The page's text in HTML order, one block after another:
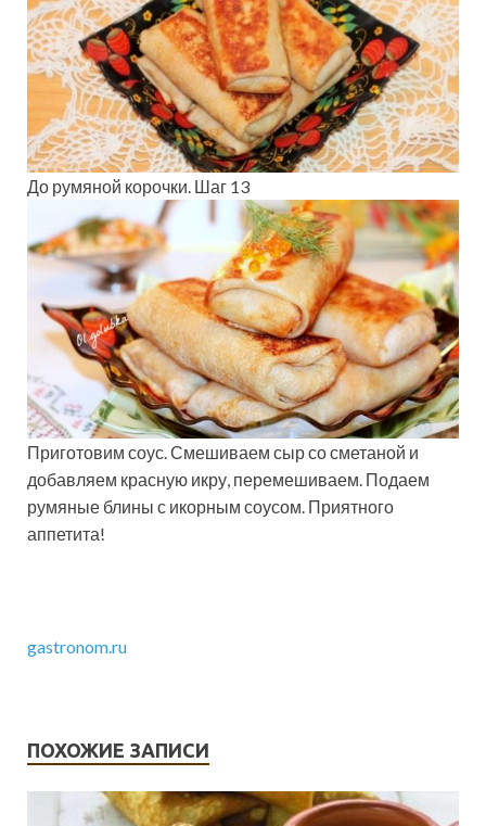
До румяной корочки. Шаг 13
Приготовим соус. Смешиваем сыр со сметаной и
добавляем красную икру, перемешиваем. Подаем
румяные блины с икорным соусом. Приятного
аппетита!
gastronom.ru
ПОХОЖИЕ ЗАПИСИ